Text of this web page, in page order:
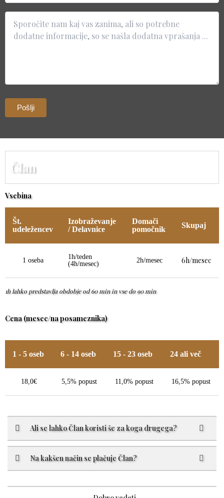
Član
Vsebina
Št.
udeležencev
Izobraževanje
/ Delavnice
Domači
pomočnik
Skupaj
1 oseba
1h/teden
(4h/mesec)
2h/mesec 6h/mesec
1h lahko predstavlja obdobje od 60 min in vse do 90 min
Cena (mesec/na posameznika)
1 - 5 oseb 6 - 14 oseb 15 - 23 oseb 24 ali več
18,0€ 5,5% popust 11,0% popust 16,5% popust
Ali se lahko Član koristi še za koga drugega?
Na kakšen način se plačuje Član?